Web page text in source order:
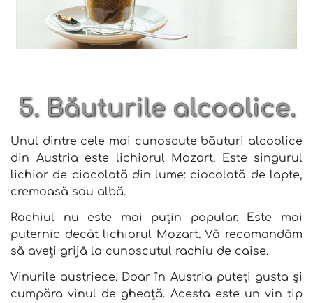
5. Băuturile alcoolice.
Unul dintre cele mai cunoscute băuturi alcoolice
din Austria este lichiorul Mozart. Este singurul
lichior de ciocolată din lume: ciocolată de lapte,
cremoasă sau albă.
Rachiul nu este mai puțin popular. Este mai
puternic decât lichiorul Mozart. Vă recomandăm
să aveți grijă la cunoscutul rachiu de caise.
Vinurile austriece. Doar în Austria puteți gusta și
cumpăra vinul de gheață. Acesta este un vin tip